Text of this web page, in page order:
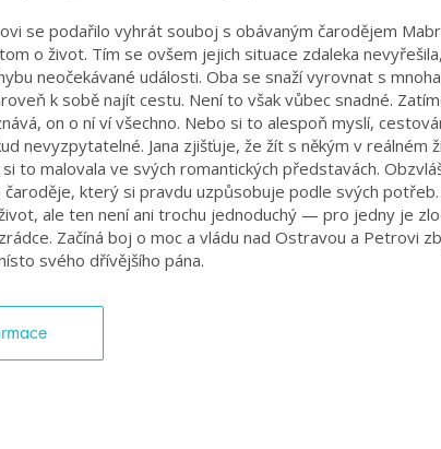
se podařilo vyhrát souboj s obávaným čarodějem
o život. Tím se ovšem jejich situace zdaleka
neočekávané události. Oba se snaží vyrovnat s
k sobě najít cestu. Není to však vůbec snadné.
on o ní ví všechno. Nebo si to alespoň myslí,
nevyzpytatelné. Jana zjišťuje, že žít s někým v reálném
to malovala ve svých romantických představách.
čaroděje, který si pravdu uzpůsobuje podle svých
ale ten není ani trochu jednoduchý — pro jedny je
Začíná boj o moc a vládu nad Ostravou a Petrovi
svého dřívějšího pána.